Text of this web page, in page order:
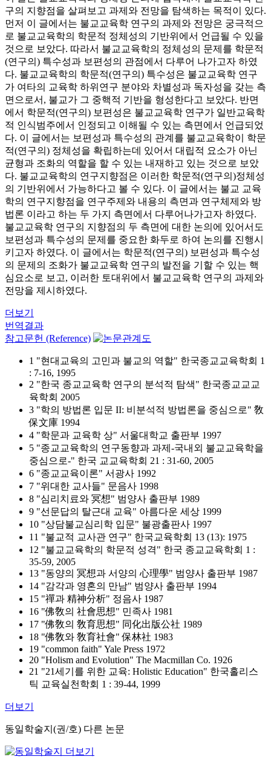
구의 지향점을 살펴보고 과제와 전망을 탐색하는 목적이 있다.
먼저 이 글에서는 불교교육학 연구의 과제와 전망은 궁극적으
로 불교교육학의 학문적 정체성의 기반위에서 언급될 수 있을
것으로 보았다. 따라서 불교교육학의 정체성의 문제를 학문적
(연구의) 특수성과 보편성의 관점에서 다루어 나가고자 하였
다. 불교교육학의 학문적(연구의) 특수성은 불교교육학 연구
가 여타의 교육학 하위연구 분야와 차별성과 독자성을 갖는 측
면으로서, 불교가 그 중핵적 기반을 형성한다고 보았다. 반면
에서 학문적(연구의) 보편성은 불교교육학 연구가 일반교육학
적 인식범주에서 인정되고 이해될 수 있는 측면에서 언급되었
다. 이 글에서는 보편성과 특수성의 관계를 불교교육학이 학문
적(연구의) 정체성을 확립하는데 있어서 대립적 요소가 아닌
균형과 조화의 역할을 할 수 있는 내재하고 있는 것으로 보았
다. 불교교육학의 연구지향점은 이러한 학문적(연구의)정체성
의 기반위에서 가능하다고 볼 수 있다. 이 글에서는 불교 교육
학의 연구지향점을 연구주제와 내용의 측면과 연구체제와 방
법론 이라고 하는 두 가지 측면에서 다루어나가고자 하였다.
불교교육학 연구의 지향점의 두 측면에 대한 논의에 있어서도
보편성과 특수성의 문제를 중요한 화두로 하여 논의를 진행시
키고자 하였다. 이 글에서는 학문적(연구의) 보편성과 특수성
의 문제의 조화가 불교교육학 연구의 발전을 기할 수 있는 핵
심요소로 보고, 이러한 토대위에서 불교교육학 연구의 과제와
전망을 제시하였다.
더보기
번역결과
참고문헌 (Reference)
1 "현대교육의 고민과 불교의 역할" 한국종교교육학회 1
: 7-16, 1995
2 "한국 종교교육학 연구의 분석적 탐색" 한국종교교교
육학회 2005
3 "학의 방법론 입문 II: 비분석적 방법론을 중심으로" 敎
保文庫 1994
4 "학문과 교육학 상" 서울대학교 출판부 1997
5 "종교교육학의 연구동향과 과제-국내외 불교교육학을
중심으로-" 한국 교교육학회 21 : 31-60, 2005
6 "종교교육이론" 서광사 1992
7 "위대한 교사들" 문음사 1998
8 "심리치료와 冥想" 범양사 출판부 1989
9 "선문답의 탈근대 교육" 아름다운 세상 1999
10 "상담불교심리학 입문" 불광출판사 1997
11 "불교적 교사관 연구" 한국교육학회 13 (13): 1975
12 "불교교육학의 학문적 성격" 한국 종교교육학회 1 :
35-59, 2005
13 "동양의 冥想과 서양의 心理學" 범양사 출판부 1987
14 "감각과 영혼의 만남" 범양사 출판부 1994
15 "禪과 精神分析" 정음사 1987
16 "佛敎의 社會思想" 민족사 1981
17 "佛敎의 敎育思想" 同化出版公社 1989
18 "佛敎와 敎育社會" 保林社 1983
19 "common faith" Yale Press 1972
20 "Holism and Evolution" The Macmillan Co. 1926
21 "21세기를 위한 교육: Holistic Education" 한국홀리스
틱 교육실천학회 1 : 39-44, 1999
더보기
동일학술지(권/호) 다른 논문